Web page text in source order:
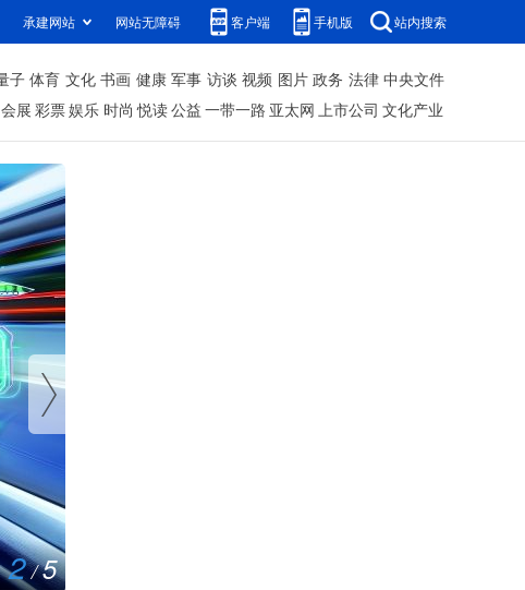
承建网站 网站无障碍 客户端 手机版 站内搜索
子 体育 文化 书画 健康 军事 访谈 视频 图片 政务 法律 中央文件
会展 彩票娱乐 时尚 悦读公益 一带一路 亚太网 上市公司 文化产业
2/5